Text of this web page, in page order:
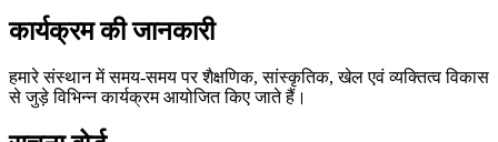
कार्यक्रम की जानकारी
हमारे संस्थान में समय-समय पर शैक्षणिक, सांस्कृतिक, खेल एवं व्यक्तित्व विकास
से जुड़े विभिन्न कार्यक्रम आयोजित किए जाते हैं।
वृक्षोत्सव- 2026
Parvati Vidya Peeth Organize Inter-School Competiton-2026